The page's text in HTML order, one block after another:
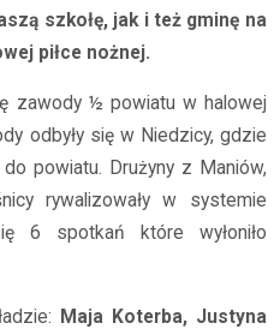
szkołę, jak i też gminę na
piłce nożnej.
zawody ½ powiatu w halowej
odbyły się w Niedzicy, gdzie
powiatu. Drużyny z Maniów,
rywalizowały w systemie
6 spotkań które wyłoniło
Maja Koterba, Justyna